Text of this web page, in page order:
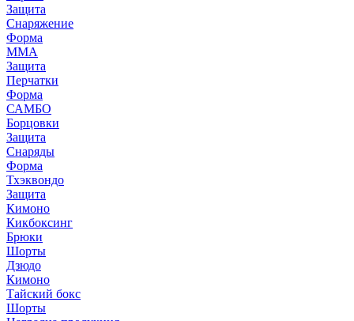
Защита
Снаряжение
Форма
ММА
Защита
Перчатки
Форма
САМБО
Борцовки
Защита
Снаряды
Форма
Тхэквондо
Защита
Кимоно
Кикбоксинг
Брюки
Шорты
Дзюдо
Кимоно
Тайский бокс
Шорты